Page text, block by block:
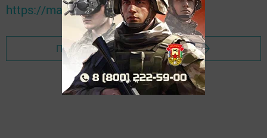
https://max.ru/tatmedia
Перейти на страницу новости